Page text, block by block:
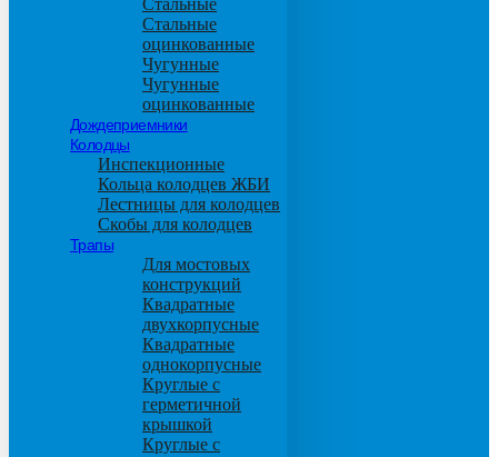
Стальные
оцинкованные
Чугунные
Чугунные
оцинкованные
Дождеприемники
Колодцы
Инспекционные
Кольца колодцев ЖБИ
Лестницы для колодцев
Скобы для колодцев
Трапы
Для мостовых
конструкций
Квадратные
двухкорпусные
Квадратные
однокорпусные
Круглые с
герметичной
крышкой
Круглые с